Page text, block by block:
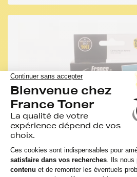
-52% MOINS CHER QUE LA